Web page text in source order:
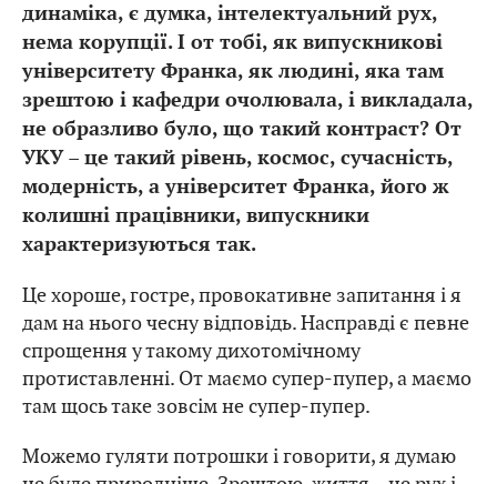
динаміка, є думка, інтелектуальний рух,
нема корупції. І от тобі, як випускникові
університету Франка, як людині, яка там
зрештою і кафедри очолювала, і викладала,
не образливо було, що такий контраст? От
УКУ – це такий рівень, космос, сучасність,
модерність, а університет Франка, його ж
колишні працівники, випускники
характеризуються так.
Це хороше, гостре, провокативне запитання і я
дам на нього чесну відповідь. Насправді є певне
спрощення у такому дихотомічному
протиставленні. От маємо супер-пупер, а маємо
там щось таке зовсім не супер-пупер.
Можемо гуляти потрошки і говорити, я думаю